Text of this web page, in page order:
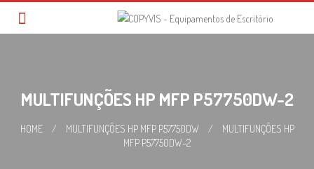
MULTIFUNÇÕES HP MFP P57750DW-2
HOME / MULTIFUNÇÕES HP MFP P57750DW /
MULTIFUNÇÕES HP
MFP P57750DW-2